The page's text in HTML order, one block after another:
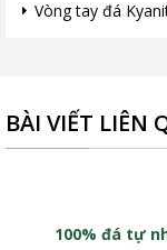
Vòng tay đá
BÀI VIẾT LIÊN
100% đá tự